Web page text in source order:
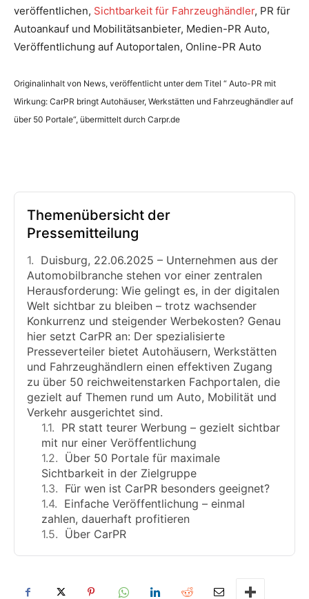
veröffentlichen, Sichtbarkeit für Fahrzeughändler, PR für
Autoankauf und Mobilitätsanbieter, Medien-PR Auto,
Veröffentlichung auf Autoportalen, Online-PR Auto
Originalinhalt von News, veröffentlicht unter dem Titel “ Auto-PR mit
Wirkung: CarPR bringt Autohäuser, Werkstätten und Fahrzeughändler auf
über 50 Portale“, übermittelt durch Carpr.de
Themenübersicht der
Pressemitteilung
Duisburg, 22.06.2025 – Unternehmen aus der
Automobilbranche stehen vor einer zentralen
Herausforderung: Wie gelingt es, in der digitalen
Welt sichtbar zu bleiben – trotz wachsender
Konkurrenz und steigender Werbekosten? Genau
hier setzt CarPR an: Der spezialisierte
Presseverteiler bietet Autohäusern, Werkstätten
und Fahrzeughändlern einen effektiven Zugang
zu über 50 reichweitenstarken Fachportalen, die
gezielt auf Themen rund um Auto, Mobilität und
Verkehr ausgerichtet sind.
PR statt teurer Werbung – gezielt sichtbar
mit nur einer Veröffentlichung
Über 50 Portale für maximale
Sichtbarkeit in der Zielgruppe
Für wen ist CarPR besonders geeignet?
Einfache Veröffentlichung – einmal
zahlen, dauerhaft profitieren
Über CarPR